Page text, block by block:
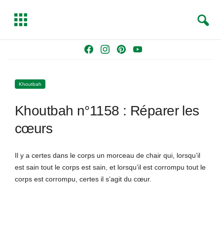
o
g
Y
b
T
g
e
a
Khoutbah
Khoutbah n°1158 : Réparer les
cœurs
Il y a certes dans le corps un morceau de chair qui, lorsqu’il
est sain tout le corps est sain, et lorsqu’il est corrompu tout le
corps est corrompu, certes il s’agit du cœur.